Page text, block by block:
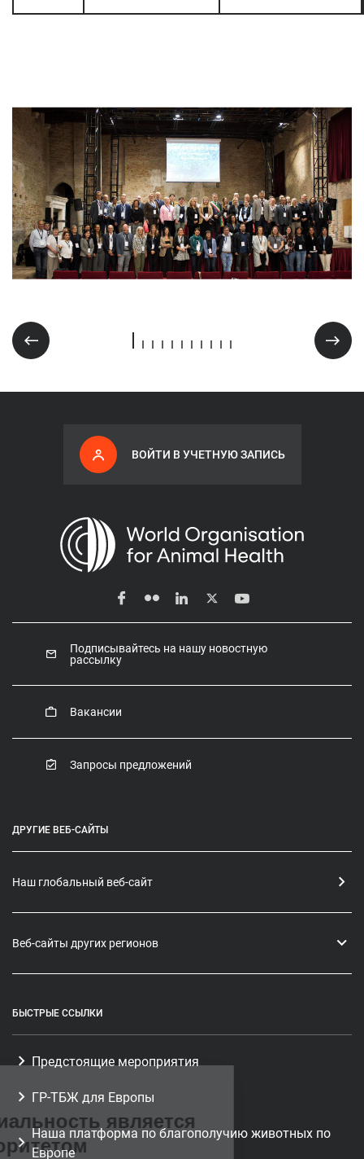
ВОЙТИ В УЧЕТНУЮ ЗАПИСЬ
Подписывайтесь на нашу новостную
рассылку
Вакансии
Запросы предложений
ДРУГИЕ ВЕБ-САЙТЫ
Наш глобальный веб-сайт
Веб-сайты других регионов
БЫСТРЫЕ ССЫЛКИ
Предстоящие мероприятия
ГР-ТБЖ для Европы
Наша платформа по благополучию животных по
Европе
Ваша
конфиденциальность является
нашим приоритетом